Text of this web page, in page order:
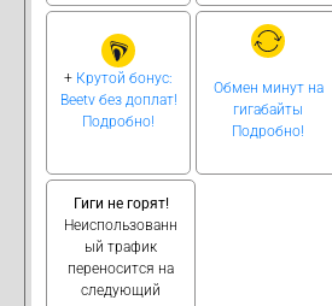
+ Крутой бонус:
Beetv без доплат!
Подробно!
Обмен минут на
гигабайты
Подробно!
Гиги не горят!
Неиспользованн
ый трафик
переносится на
следующий